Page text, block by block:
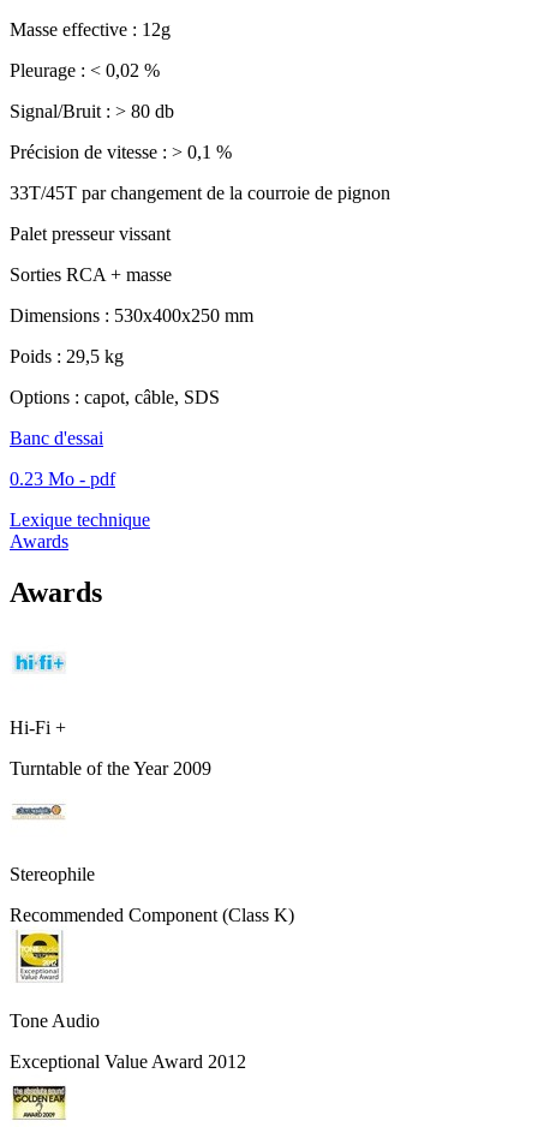
Masse effective : 12g
Pleurage : < 0,02 %
Signal/Bruit : > 80 db
Précision de vitesse : > 0,1 %
33T/45T par changement de la courroie de pignon
Palet presseur vissant
Sorties RCA + masse
Dimensions : 530x400x250 mm
Poids : 29,5 kg
Options : capot, câble, SDS
Banc d'essai
0.23 Mo - pdf
Lexique technique
Awards
Awards
Hi-Fi +
Turntable of the Year 2009
Stereophile
Recommended Component (Class K)
Tone Audio
Exceptional Value Award 2012